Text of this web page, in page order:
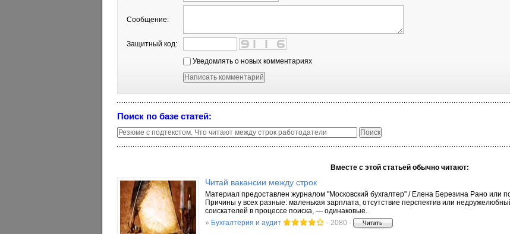
Сообщение:
Защитный код:
Уведомлять о новых комментариях
Поиск по базе статей:
Вместе с этой статьей обычно читают:
Читай вакансии между строк
Материал предоставлен журналом "Московский бухгалтер" / Елена Березина Рано или
Причины у всех разные: маленькая зарплата, отсутствие перспектив или
соискателей в процессе поиска, — одинаковые.
» Бухгалтерия и аудит - 2080 -